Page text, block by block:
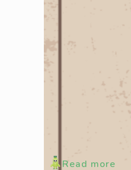
回收柑仔店：
說到老一輩台灣人共
Read more